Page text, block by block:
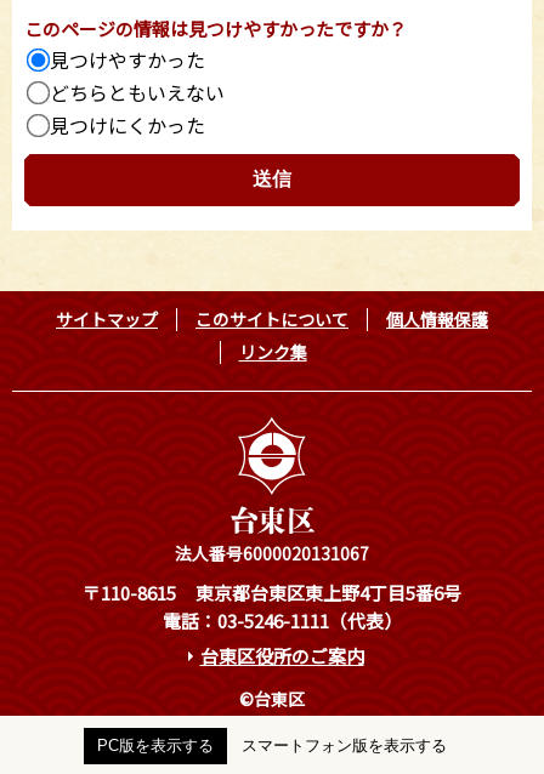
このページの情報は見つけやすかったですか？
見つけやすかった
どちらともいえない
見つけにくかった
サイトマップ このサイトについて
個人情報保護
リンク集
法人番号6000020131067
〒110-8615
東京都台東区東上野4丁目5番6号
電話：03-5246-1111（代表）
台東区役所のご案内
©台東区
PC版を表示する スマートフォン版を表示する